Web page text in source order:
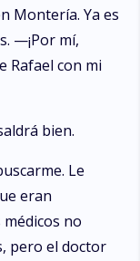
Montería. Ya es
—¡Por mí,
Rafael con mi
bien.
Le
eran
no
pero el doctor